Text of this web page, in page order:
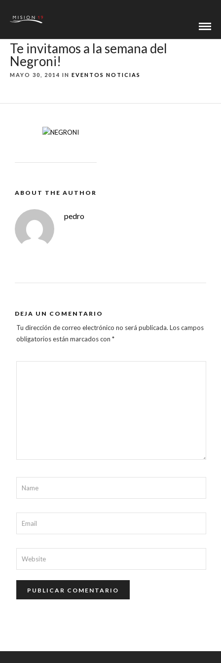
Te invitamos a la semana del
Negroni!
MAYO 30, 2014 IN EVENTOS NOTICIAS
ABOUT THE AUTHOR
pedro
DEJA UN COMENTARIO
Tu dirección de correo electrónico no será publicada. Los campos
obligatorios están marcados con *